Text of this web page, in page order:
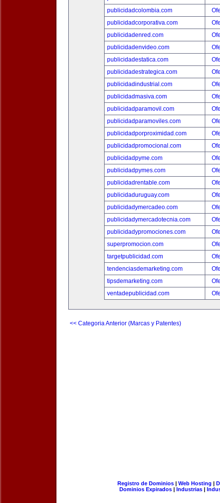
publicidadcolombia.com
publicidadcorporativa.com
publicidadenred.com
publicidadenvideo.com
publicidadestatica.com
publicidadestrategica.com
publicidadindustrial.com
publicidadmasiva.com
publicidadparamovil.com
publicidadparamoviles.com
publicidadporproximidad.com
publicidadpromocional.com
publicidadpyme.com
publicidadpymes.com
publicidadrentable.com
publicidaduruguay.com
publicidadymercadeo.com
publicidadymercadotecnia.com
publicidadypromociones.com
superpromocion.com
targetpublicidad.com
tendenciasdemarketing.com
tipsdemarketing.com
ventadepublicidad.com
<< Categoria Anterior (Marcas y Patentes)
Registro de Dominios| Web Hosting |
Dominios Expirados | Industrias |